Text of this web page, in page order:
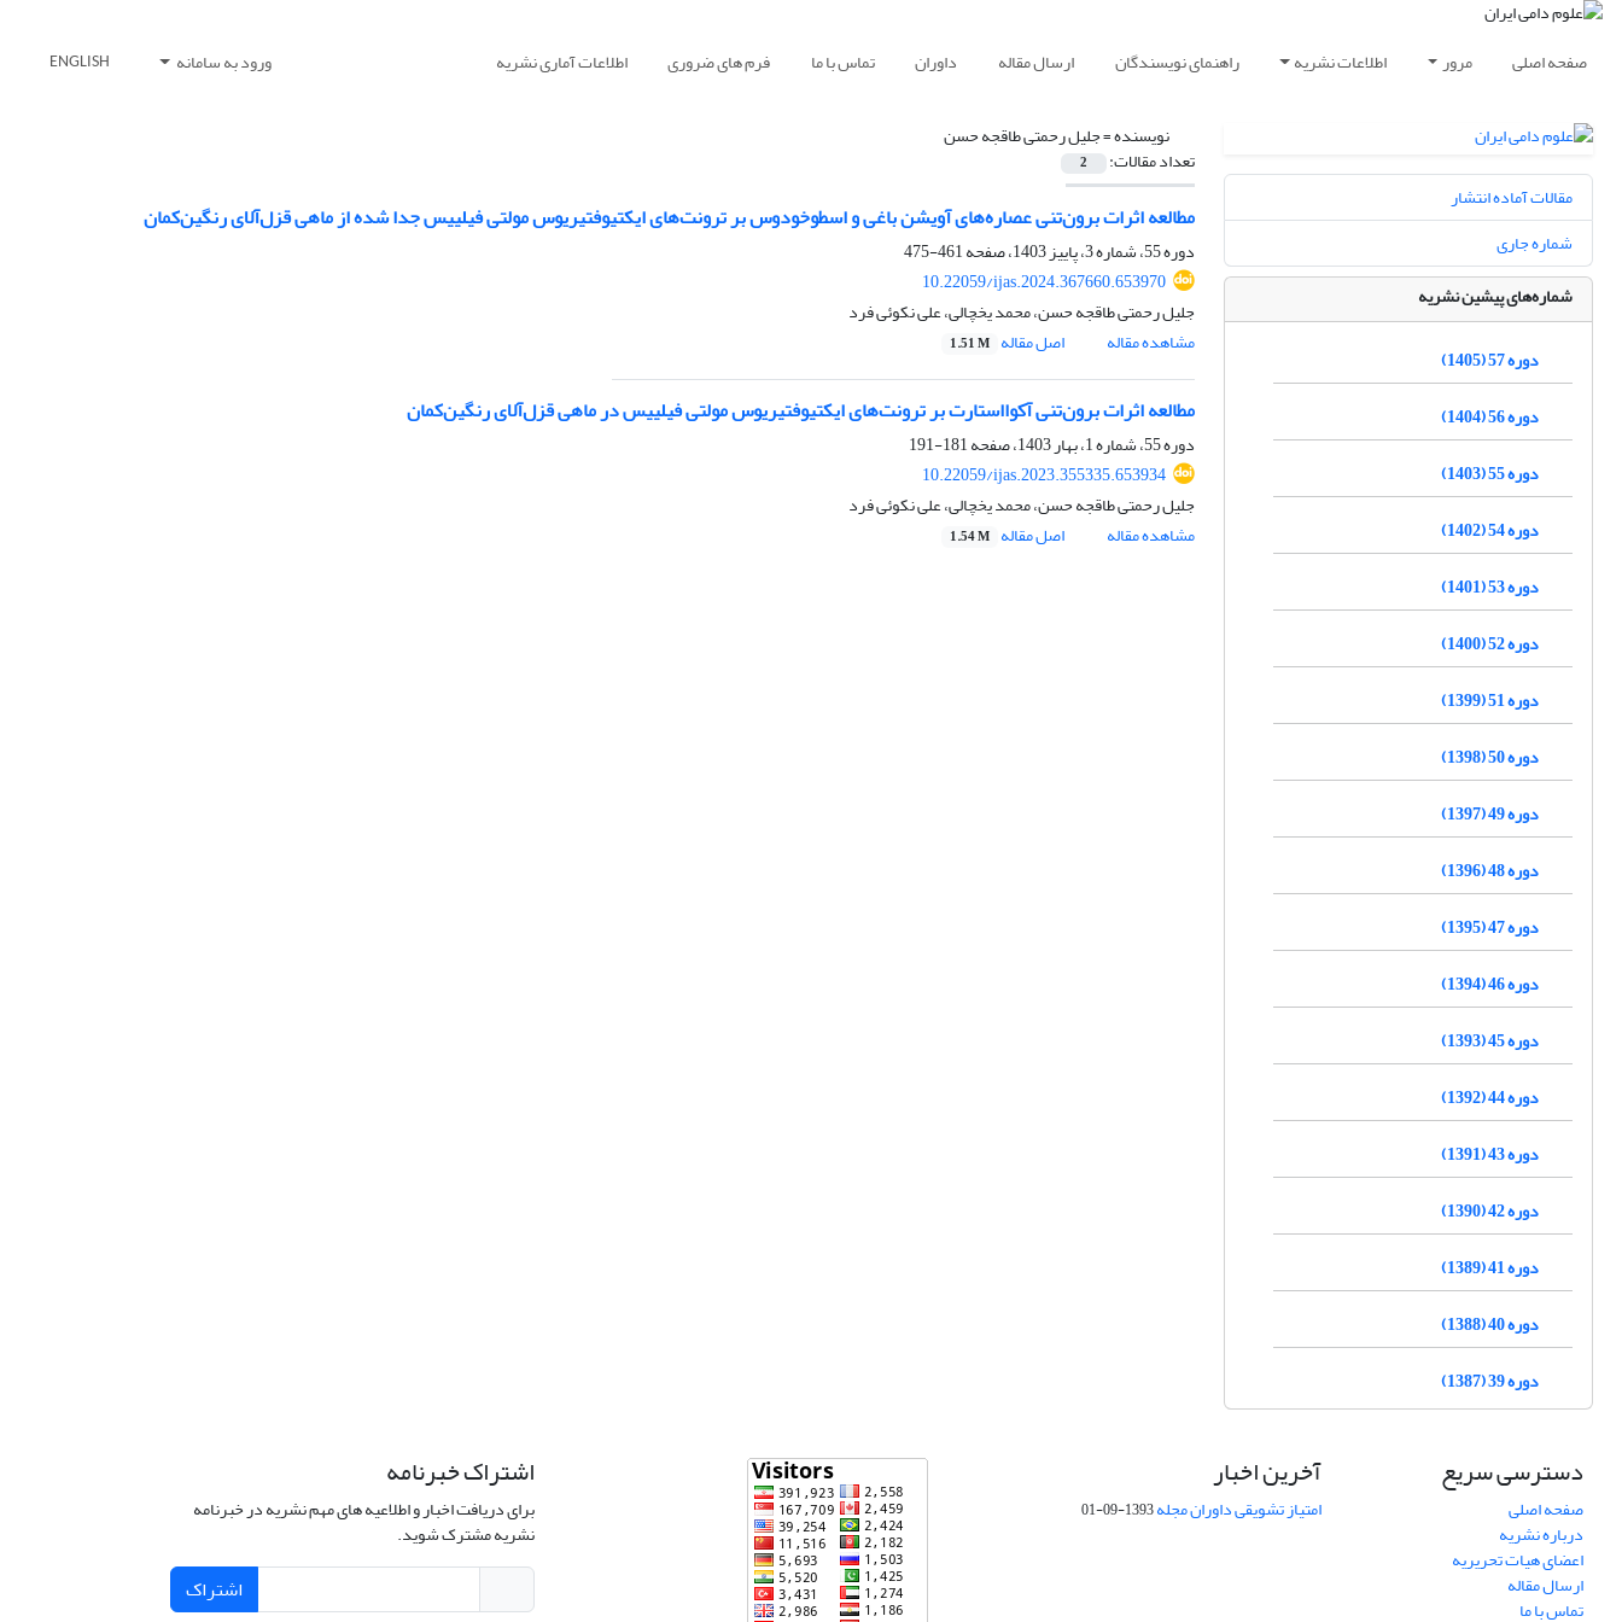
صفحه اصلی مرور اطلاعات نشریه راهنمای نویسندگان ارسال مقاله داوران تماس با ما فرم های ضروری اطلاعات آماری نشریه ورود به سامانه ENGLISH
نویسنده =جلیل رحمتی طاقجه حسن
تعداد مقالات: 2
مطالعه اثرات برون‌تنی عصاره‌های آویشن باغی و اسطوخودوس بر ترونت‌های ایکتیوفتیریوس مولتی فیلییس جدا شده از ماهی قزل‌آلای رنگین‌کمان
دوره 55، شماره 3، پاییز 1403، صفحه
461-475
10.22059/ijas.2024.367660.653970
جلیل رحمتی طاقجه حسن، محمد یخچالی، علی نکوئی فرد
مشاهده مقاله
اصل مقاله 1.51 M
مطالعه اثرات برون‌تنی آکوااستارت بر ترونت‌های ایکتیوفتیریوس مولتی فیلییس در ماهی قزل‌آلای رنگین‌کمان
دوره 55، شماره 1، بهار 1403، صفحه
181-191
10.22059/ijas.2023.355335.653934
جلیل رحمتی طاقجه حسن، محمد یخچالی، علی نکوئی فرد
مشاهده مقاله
اصل مقاله 1.54 M
مقالات آماده انتشار
شماره جاری
شماره‌های پیشین نشریه
دوره 57 (1405)
دوره 56 (1404)
دوره 55 (1403)
دوره 54 (1402)
دوره 53 (1401)
دوره 52 (1400)
دوره 51 (1399)
دوره 50 (1398)
دوره 49 (1397)
دوره 48 (1396)
دوره 47 (1395)
دوره 46 (1394)
دوره 45 (1393)
دوره 44 (1392)
دوره 43 (1391)
دوره 42 (1390)
دوره 41 (1389)
دوره 40 (1388)
دوره 39 (1387)
دسترسی سریع
صفحه اصلی
درباره نشریه
اعضای هیات تحریریه
ارسال مقاله
تماس با ما
آخرین اخبار
امتیاز تشویقی داوران مجله1393-09-01
اشتراک خبرنامه
برای دریافت اخبار و اطلاعیه های مهم نشریه در خبرنامه
نشریه مشترک شوید.
اشتراک